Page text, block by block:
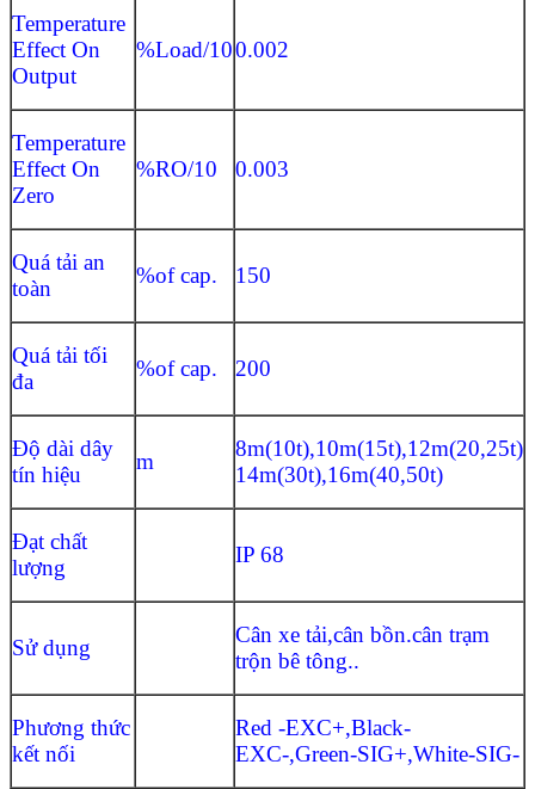
Temperature
Effect On
Output
%Load/100.002
Temperature
Effect On
Zero
%RO/10 0.003
Quá tải an
toàn
%of cap. 150
Quá tải tối
đa
%of cap. 200
Độ dài dây
tín hiệu
m
8m(10t),10m(15t),12m(20,25t)
14m(30t),16m(40,50t)
Đạt chất
lượng
IP 68
Sử dụng
Cân xe tải,cân bồn.cân trạm
trộn bê tông..
Phương thức
kết nối
Red -EXC+,Black-
EXC-,Green-SIG+,White-SIG-